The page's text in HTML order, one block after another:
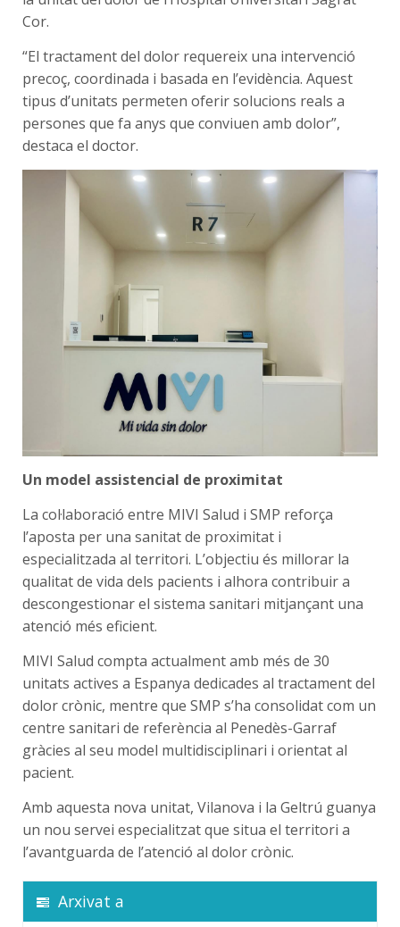
Cor.
“El tractament del dolor requereix una intervenció
precoç, coordinada i basada en l’evidència. Aquest
tipus d’unitats permeten oferir solucions reals a
persones que fa anys que conviuen amb dolor”,
destaca el doctor.
Un model assistencial de proximitat
La col·laboració entre MIVI Salud i SMP reforça
l’aposta per una sanitat de proximitat i
especialitzada al territori. L’objectiu és millorar la
qualitat de vida dels pacients i alhora contribuir a
descongestionar el sistema sanitari mitjançant una
atenció més eficient.
MIVI Salud compta actualment amb més de 30
unitats actives a Espanya dedicades al tractament del
dolor crònic, mentre que SMP s’ha consolidat com un
centre sanitari de referència al Penedès-Garraf
gràcies al seu model multidisciplinari i orientat al
pacient.
Amb aquesta nova unitat, Vilanova i la Geltrú guanya
un nou servei especialitzat que situa el territori a
l’avantguarda de l’atenció al dolor crònic.
Arxivat a